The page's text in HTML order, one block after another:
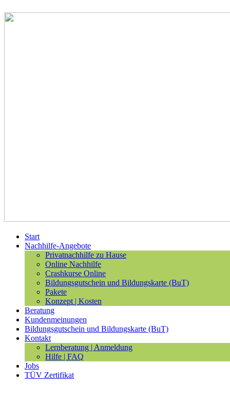
Start
Nachhilfe-Angebote
Privatnachhilfe zu Hause
Online Nachhilfe
Crashkurse Online
Bildungsgutschein und Bildungskarte (BuT)
Pakete
Konzept | Kosten
Beratung
Kundenmeinungen
Bildungsgutschein und Bildungskarte (BuT)
Kontakt
Lernberatung | Anmeldung
Hilfe | FAQ
Jobs
TÜV Zertifikat